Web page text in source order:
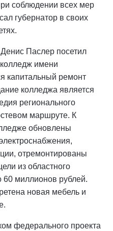
соблюдении всех мер
губернатор в своих
Паслер посетил
имени
капитальный ремонт
колледжа является
регионального
маршруте. К
обновлены
отремонтированы
из областного
60 миллионов рублей.
новая мебель и
федерального проекта